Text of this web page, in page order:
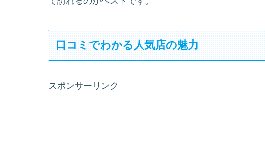
口コミでわかる人気店の魅力
スポンサーリンク